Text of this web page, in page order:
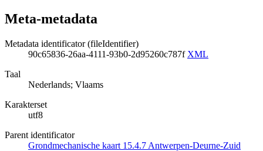
Meta-metadata
Metadata identificator (fileIdentifier)
90c65836-26aa-4111-93b0-2d95260c787f XML
Taal
Nederlands; Vlaams
Karakterset
utf8
Parent identificator
Grondmechanische kaart 15.4.7 Antwerpen-Deurne-Zuid